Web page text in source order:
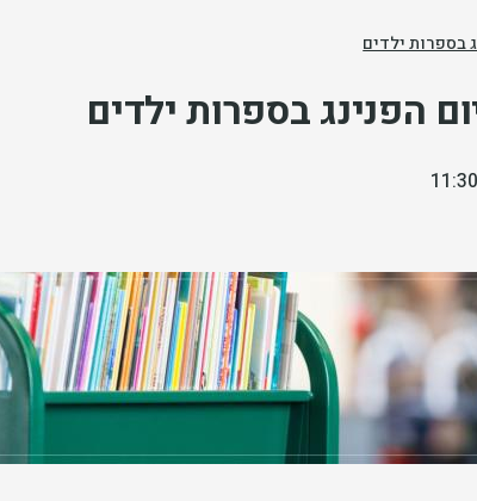
בספרות ילדים
הפנינג בספרות ילדים
11:30